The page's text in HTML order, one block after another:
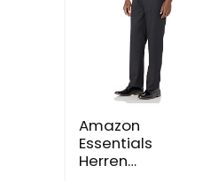
Amazon
Essentials
Herren